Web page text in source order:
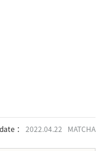
： 2022.04.22 MATCHA